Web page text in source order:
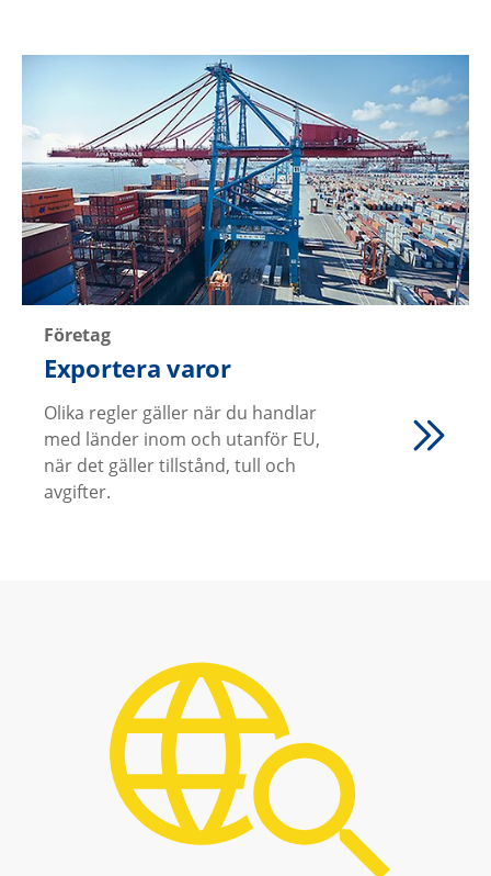
Exportera varor
Företag
Olika regler gäller när du handlar
med länder inom och utanför EU,
när det gäller tillstånd, tull och
avgifter.